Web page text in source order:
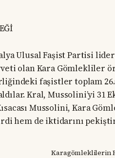
Ulusal Faşist Partisi
olan Kara Gömlekliler
faşistler toplam
Kral, Mussolini’yi 31
Mussolini, Kara
hem de iktidarını
Karagömleklilerin